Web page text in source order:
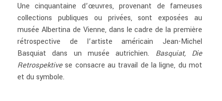
Une cinquantaine d’œuvres, provenant de fameuses
collections publiques ou privées, sont exposées au
musée Albertina de Vienne, dans le cadre de la première
rétrospective de l’artiste américain Jean-Michel
Basquiat dans un musée autrichien. Basquiat, Die
Retrospektivese consacre au travail de la ligne, du mot
et du symbole.